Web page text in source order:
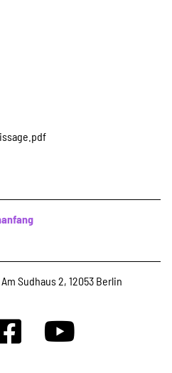
Sudhaus 2, 12053 Berlin